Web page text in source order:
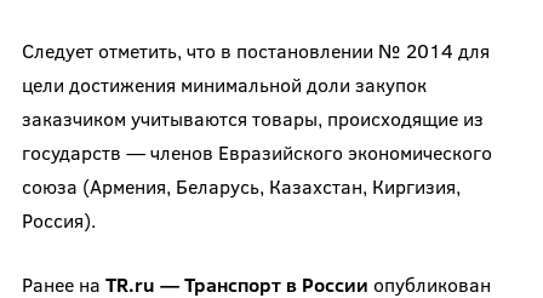
Следует отметить, что в постановлении № 2014 для
цели достижения минимальной доли закупок
заказчиком учитываются товары, происходящие из
государств — членов Евразийского экономического
союза (Армения, Беларусь, Казахстан, Киргизия,
Россия).
Ранее на TR.ru — Транспорт в России опубликован